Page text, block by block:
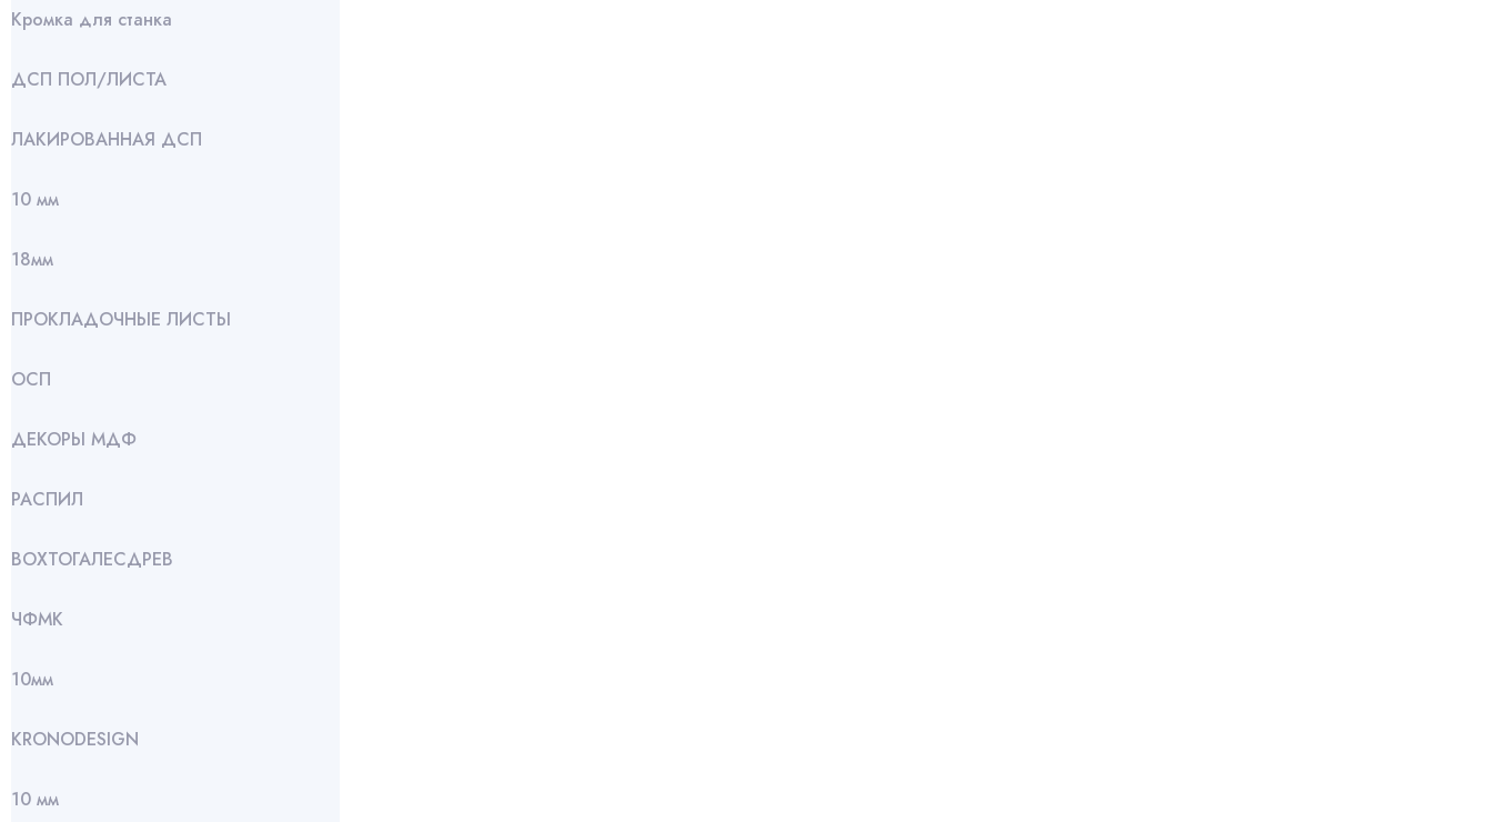
Кромка для станка
ДСП ПОЛ/ЛИСТА
ЛАКИРОВАННАЯ ДСП
10 мм
18мм
ПРОКЛАДОЧНЫЕ ЛИСТЫ
ОСП
ДЕКОРЫ МДФ
РАСПИЛ
ВОХТОГАЛЕСДРЕВ
ЧФМК
10мм
KRONODESIGN
10 мм